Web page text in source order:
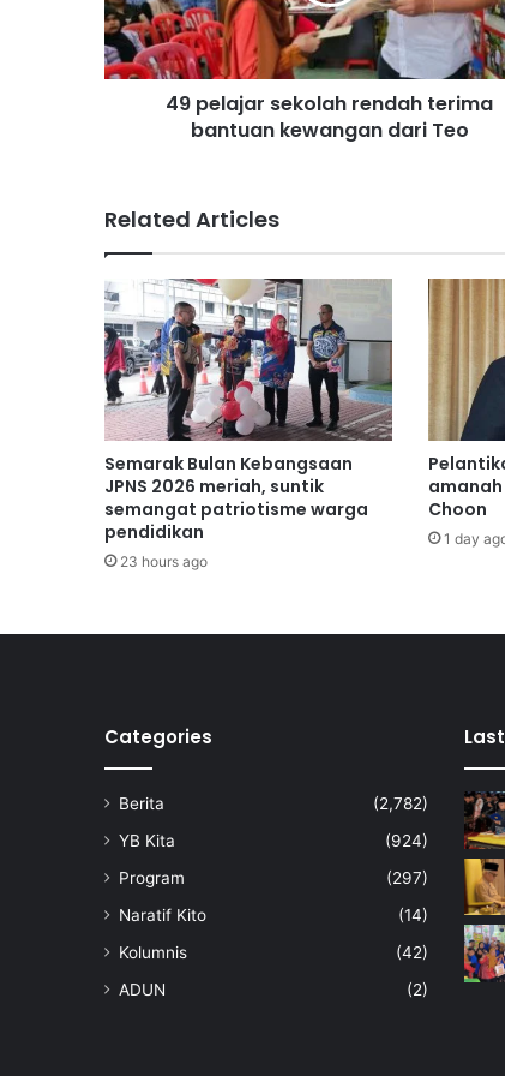
j
a
r
a
h
r
e
n
d
a
h
t
e
i
m
a
n
n
w
a
g
a
d
a
49 pelajar sekolah rendah terima
bantuan kewangan dari Teo
Related Articles
Semarak Bulan Kebangsaan
JPNS 2026 meriah, suntik
semangat patriotisme warga
pendidikan
23 hours ago
amanah
Choon
1 day
Categories
Berita
(2,782)
YB Kita
(924)
Program
(297)
Naratif Kito
(14)
Kolumnis
(42)
ADUN
(2)